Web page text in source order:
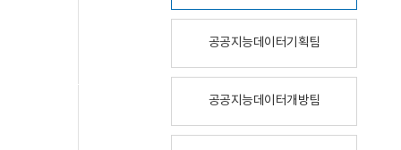
공공지능데이터기획팀
공공지능데이터개방팀